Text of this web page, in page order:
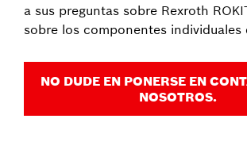
a sus preguntas sobre Rexroth
sobre los componentes individuales
NO DUDE EN PONERSE EN
NOSOTROS.